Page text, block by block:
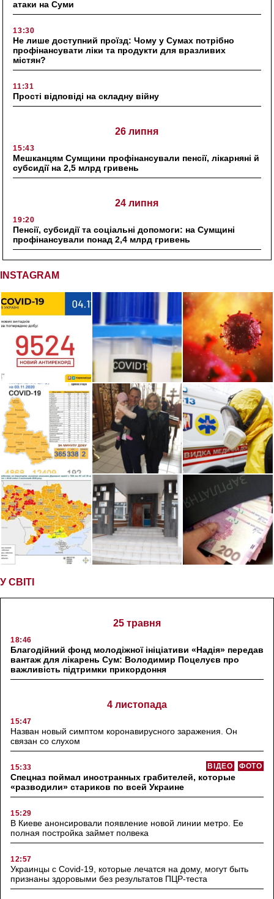
атаки на Суми
13:30
Не лише доступний проїзд: Чому у Сумах потрібно
профінансувати ліки та продукти для вразливих
містян?
11:31
Прості відповіді на складну війну
26 липня
15:43
Мешканцям Сумщини профінансували пенсії, лікарняні й
субсидії на 2,5 млрд гривень
24 липня
19:20
Пенсії, субсидії та соціальні допомоги: на Сумщині
профінансували понад 2,4 млрд гривень
INSTAGRAM
У СВІТІ
25 травня
18:46
Благодійний фонд молодіжної ініціативи «Надія» передав
вантаж для лікарень Сум: Володимир Поцелуєв про
важливість підтримки прикордоння
4 листопада
15:47
Назван новый симптом коронавирусного заражения. Он
связан со слухом
15:33 ФОТО
ВІДЕО
Спецназ поймал иностранных грабителей, которые
«разводили» стариков по всей Украине
15:29
В Киеве анонсировали появление новой линии метро. Ее
полная постройка займет полвека
12:57
Украинцы с Covid-19, которые лечатся на дому, могут быть
признаны здоровыми без результатов ПЦР-теста